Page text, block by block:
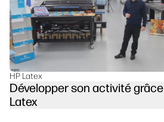
Solutions de flux de travail
Durabilité
HP Latex
Développer son activité grâce
Latex